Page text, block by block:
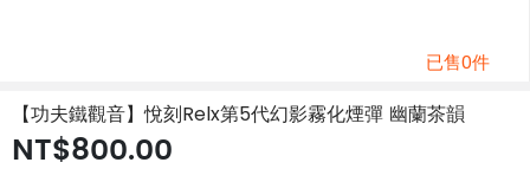
已售0件
【功夫鐵觀音】悅刻Relx第5代幻影霧化煙彈 幽蘭茶韻
NT$800.00